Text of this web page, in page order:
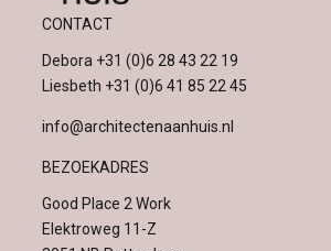
CONTACT
Debora +31 (0)6 28 43 22 19
Liesbeth +31 (0)6 41 85 22 45
info@architectenaanhuis.nl
BEZOEKADRES
Good Place 2 Work
Elektroweg 11-Z